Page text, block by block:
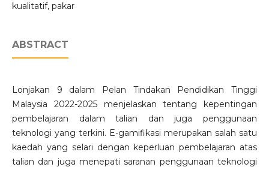
kualitatif, pakar
ABSTRACT
Lonjakan 9 dalam Pelan Tindakan Pendidikan Tinggi
Malaysia 2022-2025 menjelaskan tentang kepentingan
pembelajaran dalam talian dan juga penggunaan
teknologi yang terkini. E-gamifikasi merupakan salah satu
kaedah yang selari dengan keperluan pembelajaran atas
talian dan juga menepati saranan penggunaan teknologi